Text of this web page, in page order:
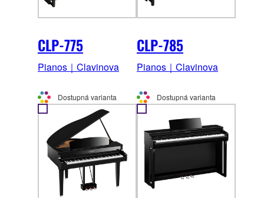
CLP-775
Pianos｜Clavinova
Dostupná varianta
CLP-785
Pianos｜Clavinova
Dostupná varianta